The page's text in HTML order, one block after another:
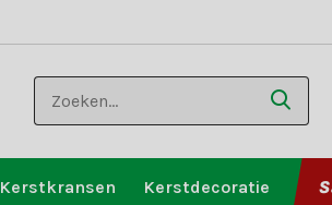
Kerstkransen Kerstdecoratie